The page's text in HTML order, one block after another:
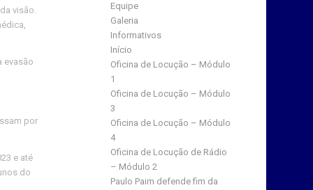
visão.
evasão
por
e até
do
Equipe
Galeria
Informativos
Início
Oficina de Locução – Módulo
1
Oficina de Locução – Módulo
3
Oficina de Locução – Módulo
4
Oficina de Locução de Rádio
– Módulo 2
Paulo Paim defende fim da